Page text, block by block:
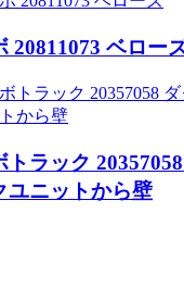
20811073 ベロー
トラック 20357058
ユニットから壁